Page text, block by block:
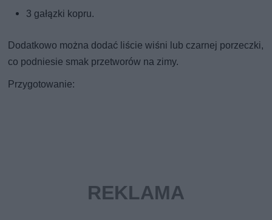
3 gałązki kopru.
Dodatkowo można dodać liście wiśni lub czarnej porzeczki,
co podniesie smak przetworów na zimy.
Przygotowanie: